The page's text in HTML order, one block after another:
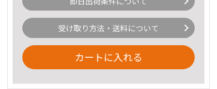
受け取り方法・送料について
カートに入れる